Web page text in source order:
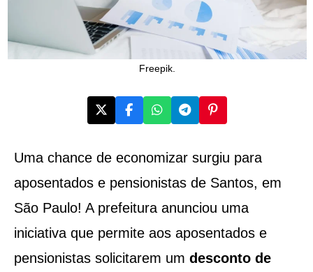
Freepik.
Uma chance de economizar surgiu para
aposentados e pensionistas de Santos, em
São Paulo! A prefeitura anunciou uma
iniciativa que permite aos aposentados e
pensionistas solicitarem um desconto de